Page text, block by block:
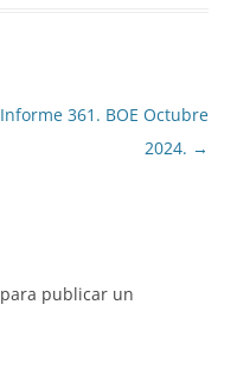
Informe 361. BOE Octubre
2024. →
para publicar un